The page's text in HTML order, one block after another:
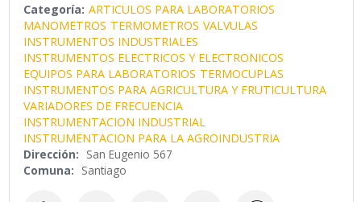
Categoría: ARTICULOS PARA LABORATORIOS
MANOMETROS TERMOMETROS VALVULAS
INSTRUMENTOS INDUSTRIALES
INSTRUMENTOS ELECTRICOS Y ELECTRONICOS
EQUIPOS PARA LABORATORIOS TERMOCUPLAS
INSTRUMENTOS PARA AGRICULTURA Y FRUTICULTURA
VARIADORES DE FRECUENCIA
INSTRUMENTACION INDUSTRIAL
INSTRUMENTACION PARA LA AGROINDUSTRIA
Dirección: San Eugenio 567
Comuna: Santiago